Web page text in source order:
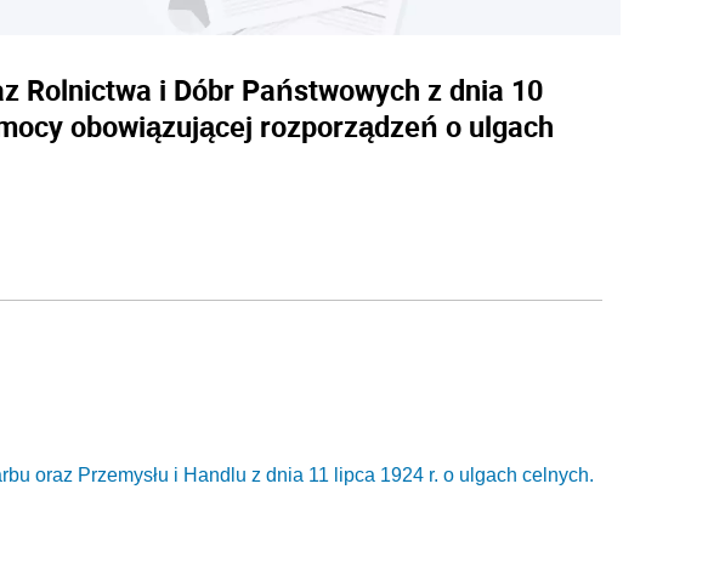
Rolnictwa i Dóbr Państwowych z dnia 10
obowiązującej rozporządzeń o ulgach
oraz Przemysłu i Handlu z dnia 11 lipca 1924 r. o ulgach celnych.